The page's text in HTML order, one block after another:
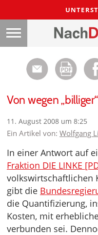
Von wegen
11. August 2008 um 8:25
Ein Artikel von: Wolfgang
In einer Antwort auf
Fraktion DIE LINKE
volkswirtschaftlichen
gibt die
die Quantifizierung,
Kosten, mit
verbunden sei.